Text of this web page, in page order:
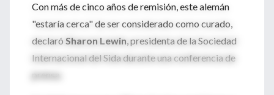
Con más de cinco años de remisión, este alemán
"estaría cerca" de ser considerado como curado,
declaró Sharon Lewin, presidenta de la Sociedad
Internacional del Sida durante una conferencia de
prensa.